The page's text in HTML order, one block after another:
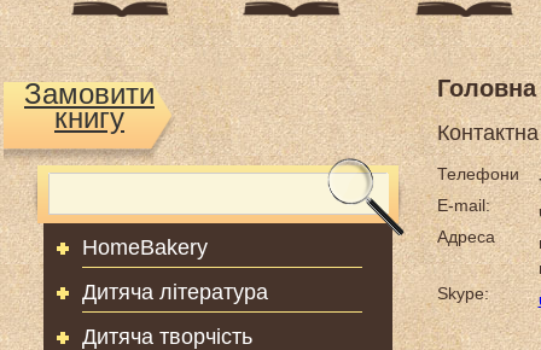
Замовити
книгу
HomeBakery
Дитяча література
Дитяча творчість
Головна
Телефони
E-mail:
Адреса
Skype: